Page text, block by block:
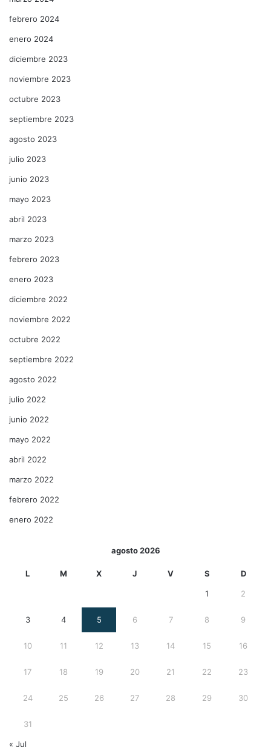
febrero 2024
enero 2024
diciembre 2023
noviembre 2023
octubre 2023
septiembre 2023
agosto 2023
julio 2023
junio 2023
mayo 2023
abril 2023
marzo 2023
febrero 2023
enero 2023
diciembre 2022
noviembre 2022
octubre 2022
septiembre 2022
agosto 2022
julio 2022
junio 2022
mayo 2022
abril 2022
marzo 2022
febrero 2022
enero 2022
agosto 2026
L M X J V S D
1 2
3 4 5 6 7 8 9
10 11 12 13 14 15 16
17 18 19 20 21 22 23
24 25 26 27 28 29 30
31
« Jul